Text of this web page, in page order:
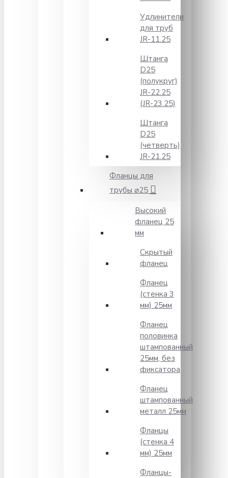
Удлинители
для труб
JR-11.25
Штанга
D25
(полукруг)
JR-22.25
(JR-23.25)
Штанга
D25
(четверть)
JR-21.25
Фланцы для
трубы ⌀25
Высокий
фланец 25
мм
Скрытый
фланец
Фланец
(стенка 3
мм) 25мм
Фланец
половинка
штампованный
25мм, без
фиксатора
Фланец
штампованный
металл 25мм
Фланцы
(стенка 4
мм) 25мм
Фланцы-